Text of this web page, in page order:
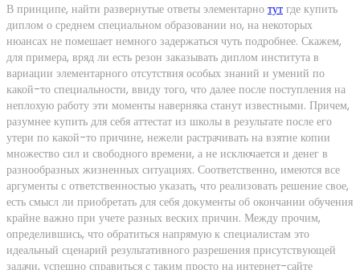
В принципе, найти развернутые ответы элементарно тут где купить
диплом о среднем специальном образовании но, на некоторых
нюансах не помешает немного задержаться чуть подробнее. Скажем,
для примера, вряд ли есть резон заказывать диплом института в
вариации элементарного отсутствия особых знаний и умений по
какой-то специальности, ввиду того, что далее после поступления на
неплохую работу эти моменты наверняка станут известными. Причем,
разумнее купить для себя аттестат из школы в результате после его
утери по какой-то причине, нежели растрачивать на взятие копии
множество сил и свободного времени, а не исключается и денег в
разнообразных жизненных ситуациях. Соответственно, имеются все
аргументы с ответственностью указать, что реализовать решение свое,
есть смысл ли приобретать для себя документы об окончании обучения
крайне важно при учете разных веских причин. Между прочим,
определившись, что обратиться напрямую к специалистам это
идеальный сценарий результативного разрешения присутствующей
задачи, успешно справиться с таким просто на интернет-сайте